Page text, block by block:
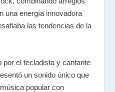
una energía innovadora
las tendencias de la
por el tecladista y cantante
un sonido único que
popular con